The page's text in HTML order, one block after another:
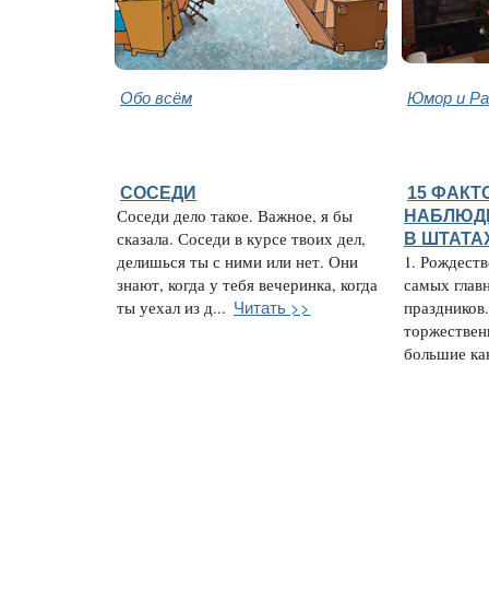
Обо всём Юмор и
СОСЕДИ
Соседи дело такое. Важное, я бы
сказала. Соседи в курсе твоих дел,
делишься ты с ними или нет. Они
знают, когда у тебя вечеринка, когда
ты уехал из д... Читать >>
15
В
1.
самых
большие